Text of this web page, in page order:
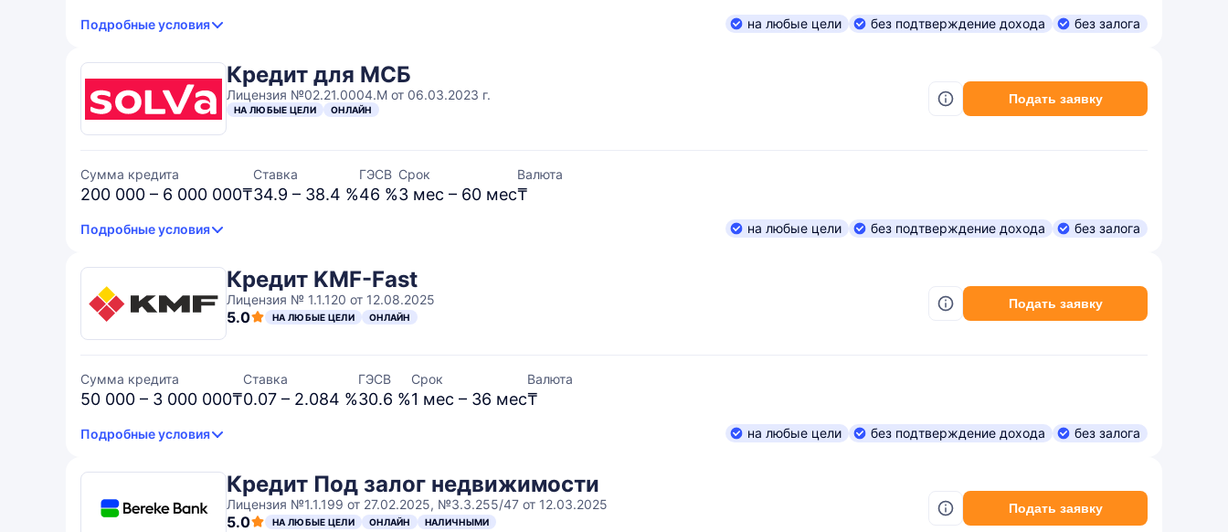
на любые цели без подтверждение дохода без залога
Подробные условия
Кредит для МСБ
Лицензия №02.21.0004.М от 06.03.2023 г.
НА ЛЮБЫЕ ЦЕЛИ ОНЛАЙН
Подать заявку
Сумма кредита
200 000 – 6 000 000₸
Ставка
34.9 – 38.4 %
ГЭСВ
46 %
Срок
3 мес – 60 мес
Валюта
₸
на любые цели без подтверждение дохода без залога
Подробные условия
Кредит KMF-Fast
Лицензия № 1.1.120 от 12.08.2025
5.0 НА ЛЮБЫЕ ЦЕЛИ ОНЛАЙН
Подать заявку
Сумма кредита
50 000 – 3 000 000₸
Ставка
0.07 – 2.084 %
ГЭСВ
30.6 %
Срок
1 мес – 36 мес
Валюта
₸
на любые цели без подтверждение дохода без залога
Подробные условия
Кредит Под залог недвижимости
Лицензия №1.1.199 от 27.02.2025, №3.3.255/47 от 12.03.2025
5.0 НА ЛЮБЫЕ ЦЕЛИ ОНЛАЙН НАЛИЧНЫМИ
Подать заявку